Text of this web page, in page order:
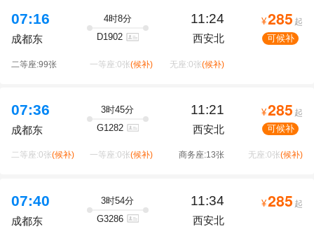
07:16
成都东
4时8分
D1902
11:24
西安北
¥285 起
可候补
二等座:99张 一等座:0张(候补) 无座:0张(候补)
07:36
成都东
3时45分
G1282
11:21
西安北
¥285 起
可候补
二等座:0张(候补) 一等座:0张(候补) 商务座:13张 无座:0张(候补)
07:40
成都东
3时54分
G3286
11:34
西安北
¥285 起